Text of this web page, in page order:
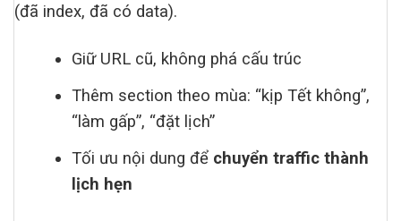
(đã index, đã có data).
Giữ URL cũ, không phá cấu trúc
Thêm section theo mùa: “kịp Tết không”,
“làm gấp”, “đặt lịch”
Tối ưu nội dung để chuyển traffic thành
lịch hẹn